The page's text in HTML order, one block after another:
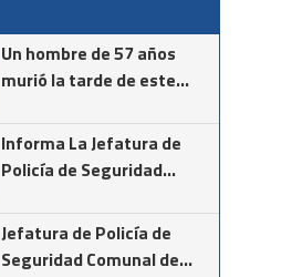
Un hombre de 57 años
murió la tarde de este
la instalación de cámaras
de seguridad en el cruce
de las rutas provinciales
67 y 85
Informa La Jefatura de
Policía de Seguridad
Suárez
Jefatura de Policía de
Seguridad Comunal de